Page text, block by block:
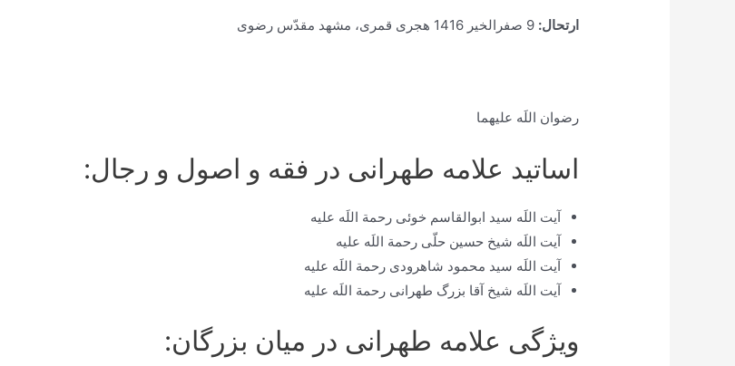
ارتحال: 9 صفرالخیر 1416 هجری قمری، مشهد مقدّس رضوی
رضوان اللَه علیهما
اساتید علامه طهرانی در فقه و اصول و رجال:
آیت اللَه سید ابوالقاسم خوئی رحمة اللَه علیه
آیت اللَه شیخ حسین حلّی رحمة اللَه علیه
آیت اللَه سید محمود شاهرودی رحمة اللَه علیه
آیت اللَه شیخ آقا بزرگ طهرانی رحمة اللَه علیه
ویژگی علامه طهرانی در میان بزرگان: